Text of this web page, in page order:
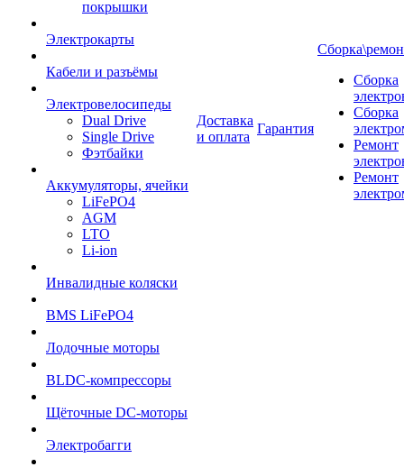
покрышки
Электрокарты
Кабели и разъёмы
Электровелосипеды
Dual Drive
Single Drive
Фэтбайки
Аккумуляторы, ячейки
LiFePO4
AGM
LTO
Li-ion
Инвалидные коляски
BMS LiFePO4
Лодочные моторы
BLDC-компрессоры
Щёточные DC-моторы
Электробагги
Доставка
и оплата
Гарантия
Сборка
Сборка
Ремонт
Ремонт